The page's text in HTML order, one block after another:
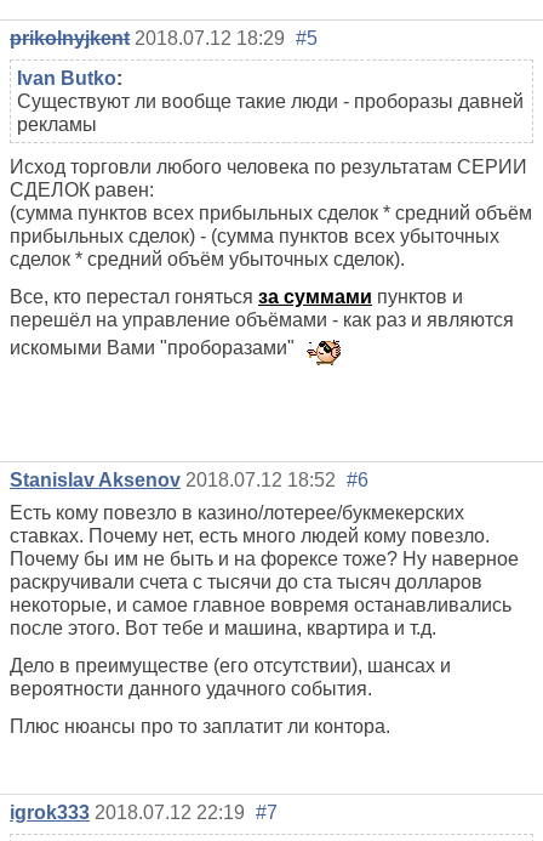
prikolnyjkent 2018.07.12 18:29 #5
Ivan Butko:
Существуют ли вообще такие люди - проборазы давней
рекламы
Исход торговли любого человека по результатам СЕРИИ
СДЕЛОК равен:
(сумма пунктов всех прибыльных сделок * средний объём
прибыльных сделок) - (сумма пунктов всех убыточных
сделок * средний объём убыточных сделок).
Все, кто перестал гоняться за суммами пунктов и
перешёл на управление объёмами - как раз и являются
искомыми Вами "проборазами"
Stanislav Aksenov 2018.07.12 18:52 #6
Есть кому повезло в казино/лотерее/букмекерских
ставках. Почему нет, есть много людей кому повезло.
Почему бы им не быть и на форексе тоже? Ну наверное
раскручивали счета с тысячи до ста тысяч долларов
некоторые, и самое главное вовремя останавливались
после этого. Вот тебе и машина, квартира и т.д.
Дело в преимуществе (его отсутствии), шансах и
вероятности данного удачного события.
Плюс нюансы про то заплатит ли контора.
igrok333 2018.07.12 22:19 #7